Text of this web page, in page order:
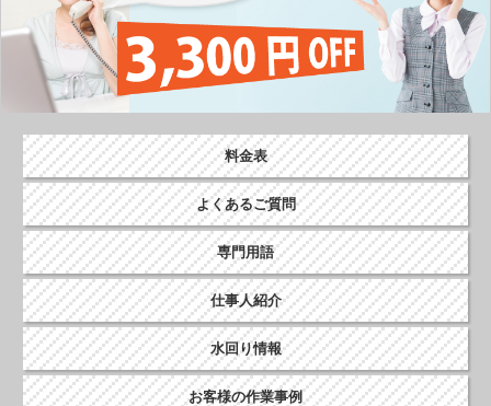
料金表
よくあるご質問
専門用語
仕事人紹介
水回り情報
お客様の作業事例